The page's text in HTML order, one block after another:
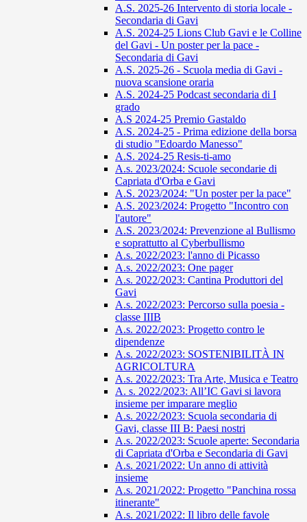
A.S. 2025-26 Intervento di storia locale -
Secondaria di Gavi
A.S. 2024-25 Lions Club Gavi e le Colline
del Gavi - Un poster per la pace -
Secondaria di Gavi
A.S. 2025-26 - Scuola media di Gavi -
nuova scansione oraria
A.S. 2024-25 Podcast secondaria di I
grado
A.S 2024-25 Premio Gastaldo
A.S. 2024-25 - Prima edizione della borsa
di studio "Edoardo Manesso"
A.S. 2024-25 Resis-ti-amo
A.s. 2023/2024: Scuole secondarie di
Capriata d'Orba e Gavi
A.S. 2023/2024: "Un poster per la pace"
A.S. 2023/2024: Progetto "Incontro con
l'autore"
A.S. 2023/2024: Prevenzione al Bullismo
e soprattutto al Cyberbullismo
A.s. 2022/2023: l'anno di Picasso
A.s. 2022/2023: One pager
A.s. 2022/2023: Cantina Produttori del
Gavi
A.s. 2022/2023: Percorso sulla poesia -
classe IIIB
A.s. 2022/2023: Progetto contro le
dipendenze
A.s. 2022/2023: SOSTENIBILITÀ IN
AGRICOLTURA
A.s. 2022/2023: Tra Arte, Musica e Teatro
A. s. 2022/2023: All’IC Gavi si lavora
insieme per imparare meglio
A.s. 2022/2023: Scuola secondaria di
Gavi, classe III B: Paesi nostri
A.s. 2022/2023: Scuole aperte: Secondaria
di Capriata d'Orba e Secondaria di Gavi
A.s. 2021/2022: Un anno di attività
insieme
A.s. 2021/2022: Progetto "Panchina rossa
itinerante"
A.s. 2021/2022: Il libro delle favole